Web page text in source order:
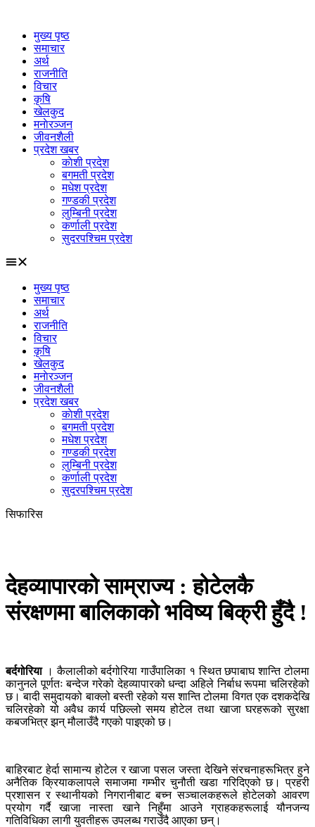
contentमुख्य पृष्ठ
समाचार
अर्थ
राजनीति
विचार
कृषि
खेलकुद
मनाेरञ्जन
जीवनशैली
प्रदेश खबर
काेशी प्रदेश
बगमती प्रदेश
मधेश प्रदेश
गण्डकी प्रदेश
लुम्बिनी प्रदेश
कर्णाली प्रदेश
सुदरपश्चिम प्रदेश
मुख्य पृष्ठ
समाचार
अर्थ
राजनीति
विचार
कृषि
खेलकुद
मनाेरञ्जन
जीवनशैली
प्रदेश खबर
काेशी प्रदेश
बगमती प्रदेश
मधेश प्रदेश
गण्डकी प्रदेश
लुम्बिनी प्रदेश
कर्णाली प्रदेश
सुदरपश्चिम प्रदेश
सिफारिस
देहव्यापारको साम्राज्य : होटेलकै
संरक्षणमा बालिकाको भविष्य बिक्री हुँदै !
बर्दगोरिया। कैलालीको बर्दगोरिया गाउँपालिका १ स्थित छपाबाघ शान्ति टोलमा
कानुनले पूर्णतः बन्देज गरेको देहव्यापारको धन्दा अहिले निर्बाध रूपमा चलिरहेको
छ। बादी समुदायको बाक्लो बस्ती रहेको यस शान्ति टोलमा विगत एक दशकदेखि
चलिरहेको यो अवैध कार्य पछिल्लो समय होटेल तथा खाजा घरहरूको सुरक्षा
कबजभित्र झन् मौलाउँदै गएको पाइएको छ।
बाहिरबाट हेर्दा सामान्य होटेल र खाजा पसल जस्ता देखिने संरचनाहरूभित्र हुने
अनैतिक क्रियाकलापले समाजमा गम्भीर चुनौती खडा गरिदिएको छ। प्रहरी
प्रशासन र स्थानीयको निगरानीबाट बच्न सञ्चालकहरूले होटेलको आवरण
प्रयोग गर्दै खाजा नास्ता खाने निहुँमा आउने ग्राहकहरूलाई यौनजन्य
गतिविधिका लागी युवतीहरू उपलब्ध गराउँदै आएका छन्।